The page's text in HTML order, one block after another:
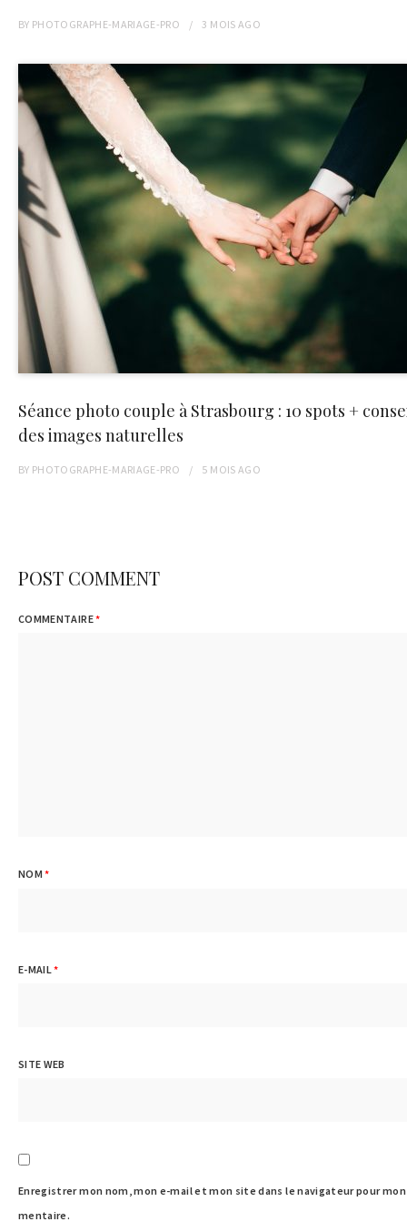
BY PHOTOGRAPHE-MARIAGE-PRO 3 MOIS AGO
Séance photo couple à Strasbourg : 10 spots +
des images naturelles
BY PHOTOGRAPHE-MARIAGE-PRO 5 MOIS AGO
POST COMMENT
COMMENTAIRE*
NOM*
E-MAIL*
SITE WEB
Enregistrer mon nom, mon e-mail et mon site dans le navigateur pour
mentaire.